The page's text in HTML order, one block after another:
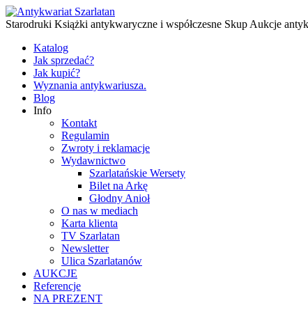
Starodruki Książki antykwaryczne i współczesne Skup Aukcje
Katalog
Jak sprzedać?
Jak kupić?
Wyznania antykwariusza.
Blog
Info
Kontakt
Regulamin
Zwroty i reklamacje
Wydawnictwo
Szarlatańskie Wersety
Bilet na Arkę
Głodny Anioł
O nas w mediach
Karta klienta
TV Szarlatan
Newsletter
Ulica Szarlatanów
AUKCJE
Referencje
NA PREZENT